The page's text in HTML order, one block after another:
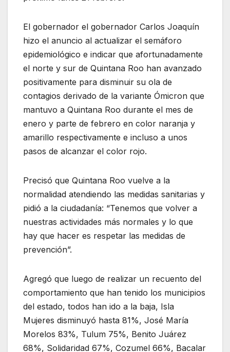
El gobernador el gobernador Carlos Joaquín
hizo el anuncio al actualizar el semáforo
epidemiológico e indicar que afortunadamente
el norte y sur de Quintana Roo han avanzado
positivamente para disminuir su ola de
contagios derivado de la variante Ómicron que
mantuvo a Quintana Roo durante el mes de
enero y parte de febrero en color naranja y
amarillo respectivamente e incluso a unos
pasos de alcanzar el color rojo.
Precisó que Quintana Roo vuelve a la
normalidad atendiendo las medidas sanitarias y
pidió a la ciudadanía: “Tenemos que volver a
nuestras actividades más normales y lo que
hay que hacer es respetar las medidas de
prevención”.
Agregó que luego de realizar un recuento del
comportamiento que han tenido los municipios
del estado, todos han ido a la baja, Isla
Mujeres disminuyó hasta 81%, José María
Morelos 83%, Tulum 75%, Benito Juárez
68%, Solidaridad 67%, Cozumel 66%, Bacalar